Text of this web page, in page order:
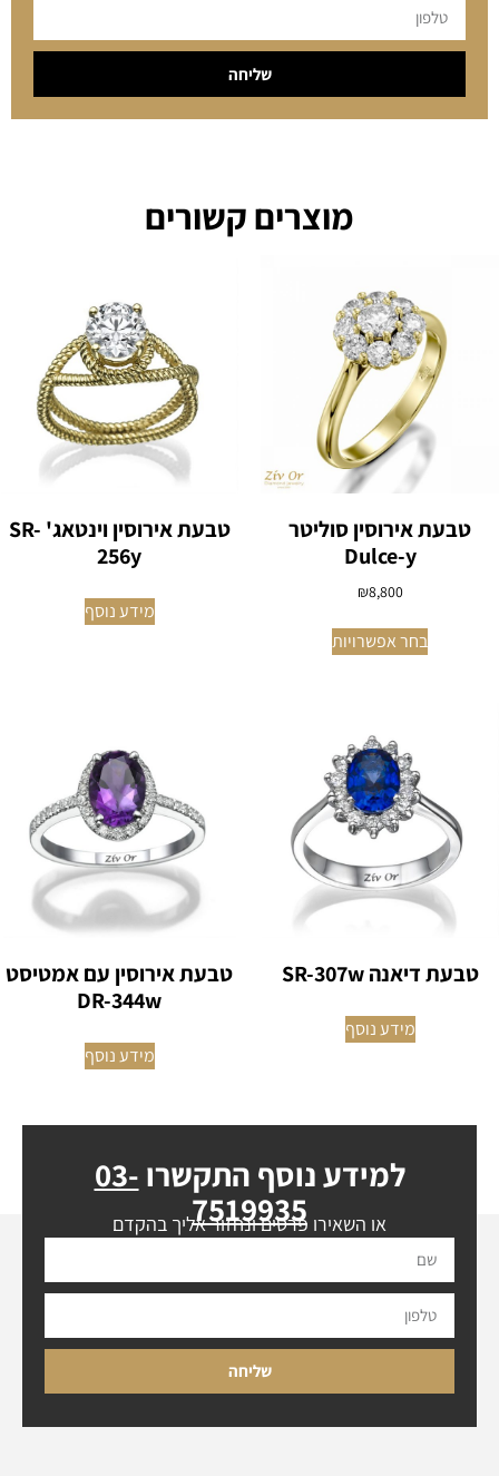
שליחה
מוצרים קשורים
טבעת אירוסין סוליטר
Dulce-y
₪8,800
בחר אפשרויות
טבעת אירוסין וינטאג' SR-
256y
מידע נוסף
טבעת דיאנה SR-307w
מידע נוסף
טבעת אירוסין עם אמטיסט
DR-344w
מידע נוסף
למידע נוסף התקשרו 03-
7519935
או השאירו פרטים ונחזור אליך בהקדם
שליחה